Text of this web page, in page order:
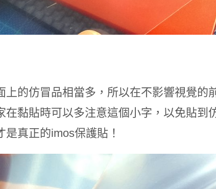
上的仿冒品相當多，所以在不影響視覺的
在黏貼時可以多注意這個小字，以免貼到
是真正的imos保護貼！